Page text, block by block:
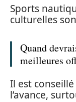
Sports
culturelles
Quand
meilleures
Il est
l’avance,